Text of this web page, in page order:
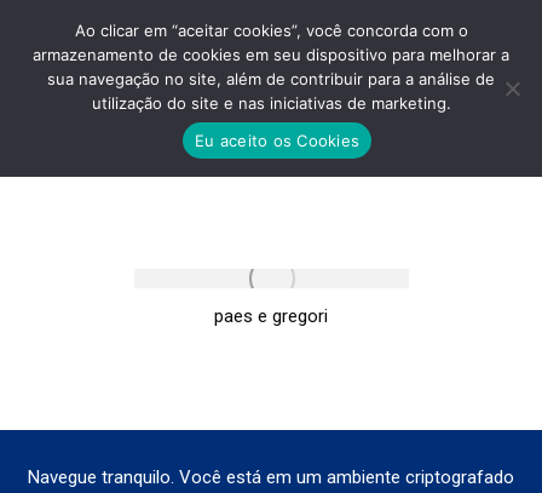
PLANTA-JOIN-VILA-MARIANA
Você está aqui:
paes e gregori
Navegue tranquilo. Você está em um ambiente criptografado
Ao clicar em “aceitar cookies”, você concorda com o
armazenamento de cookies em seu dispositivo para melhorar a
sua navegação no site, além de contribuir para a análise de
utilização do site e nas iniciativas de marketing.
Eu aceito os Cookies